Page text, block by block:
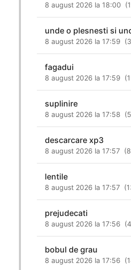
8 august 2026 la 18:00 (
unde o plesnesti si
8 august 2026 la 17:59 (
fagadui
8 august 2026 la 17:59 (
suplinire
8 august 2026 la 17:58 (
descarcare xp3
8 august 2026 la 17:57 (
lentile
8 august 2026 la 17:57 (
prejudecati
8 august 2026 la 17:56 (
bobul de grau
8 august 2026 la 17:56 (